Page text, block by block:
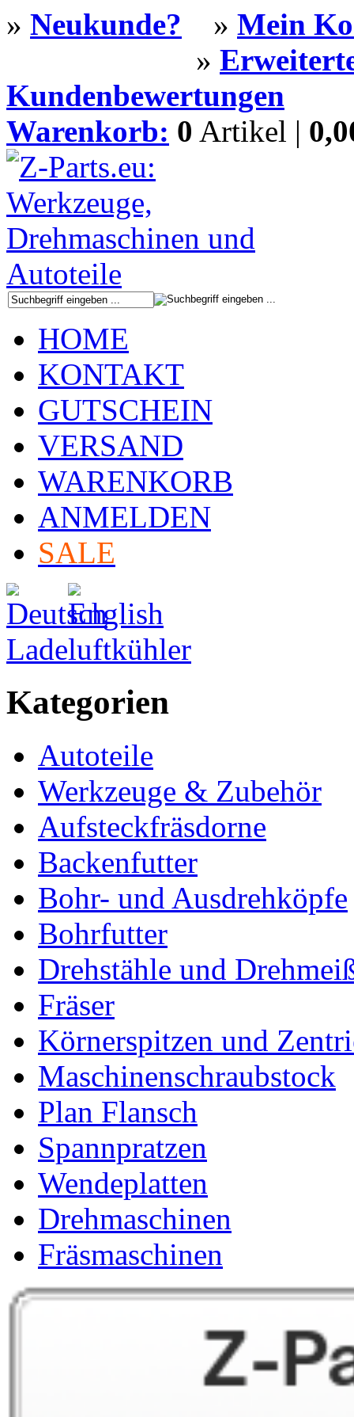
» Neukunde? » Mein
»
Kundenbewertungen
Warenkorb: 0 Artikel |
HOME
KONTAKT
GUTSCHEIN
VERSAND
WARENKORB
ANMELDEN
SALE
Ladeluftkühler
Kategorien
Autoteile
Werkzeuge & Zubehör
Aufsteckfräsdorne
Backenfutter
Bohr- und Ausdrehköpfe
Bohrfutter
Drehstähle und
Fräser
Körnerspitzen und
Maschinenschraubstock
Plan Flansch
Spannpratzen
Wendeplatten
Drehmaschinen
Fräsmaschinen